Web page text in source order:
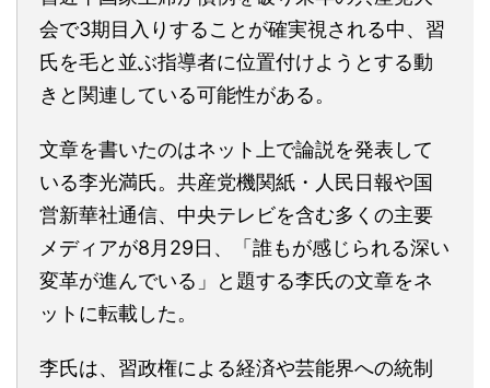
会で3期目入りすることが確実視される中、習
氏を毛と並ぶ指導者に位置付けようとする動
きと関連している可能性がある。
文章を書いたのはネット上で論説を発表して
いる李光満氏。共産党機関紙・人民日報や国
営新華社通信、中央テレビを含む多くの主要
メディアが8月29日、「誰もが感じられる深い
変革が進んでいる」と題する李氏の文章をネ
ットに転載した。
李氏は、習政権による経済や芸能界への統制